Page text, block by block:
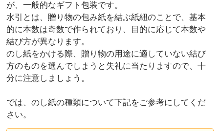
が、一般的なギフト包装です。
水引とは、贈り物の包み紙を結ぶ紙紐のことで、基本
的に本数は奇数で作られており、目的に応じて本数や
結び方が異なります。
のし紙をかける際、贈り物の用途に適していない結び
方のものを選んでしまうと失礼に当たりますので、十
分に注意しましょう。
では、のし紙の種類について下記をご参考にしてくだ
さい。